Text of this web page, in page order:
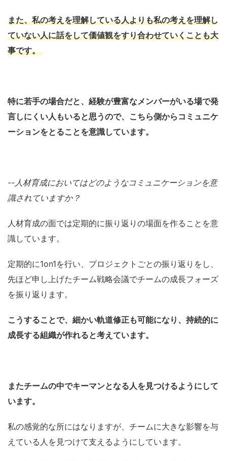
また、私の考えを理解している人よりも私の考えを理解し
ていない人に話をして価値観をすり合わせていくことも大
事です。
特に若手の場合だと、経験が豊富なメンバーがいる場で発
言しにくい人もいると思うので、 こちら側からコミュニケ
ーションをとることを意識しています。
--人材育成においてはどのようなコミュニケーションを意
識されていますか？
人材育成の面では定期的に振り返りの場面を作ることを意
識しています。
定期的に1on1を行い、プロジェクトごとの振り返りをし、
先ほど申し上げたチーム戦略会議でチームの成長フォーズ
を振り返 ります。
こうすることで、 細かい軌道修正も可能になり、持続的に
成長する組織が作れると考えています。
またチームの中でキーマンとなる人を見つけるようにして
います。
私の感覚的な所にはなりますが、チームに大きな影響を与
えている人を見つけて支えるようにしています。